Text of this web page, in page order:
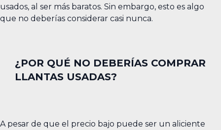
usados, al ser más baratos. Sin embargo, esto es algo
que no deberías considerar casi nunca.
¿POR QUÉ NO DEBERÍAS COMPRAR
LLANTAS USADAS?
A pesar de que el precio bajo puede ser un aliciente